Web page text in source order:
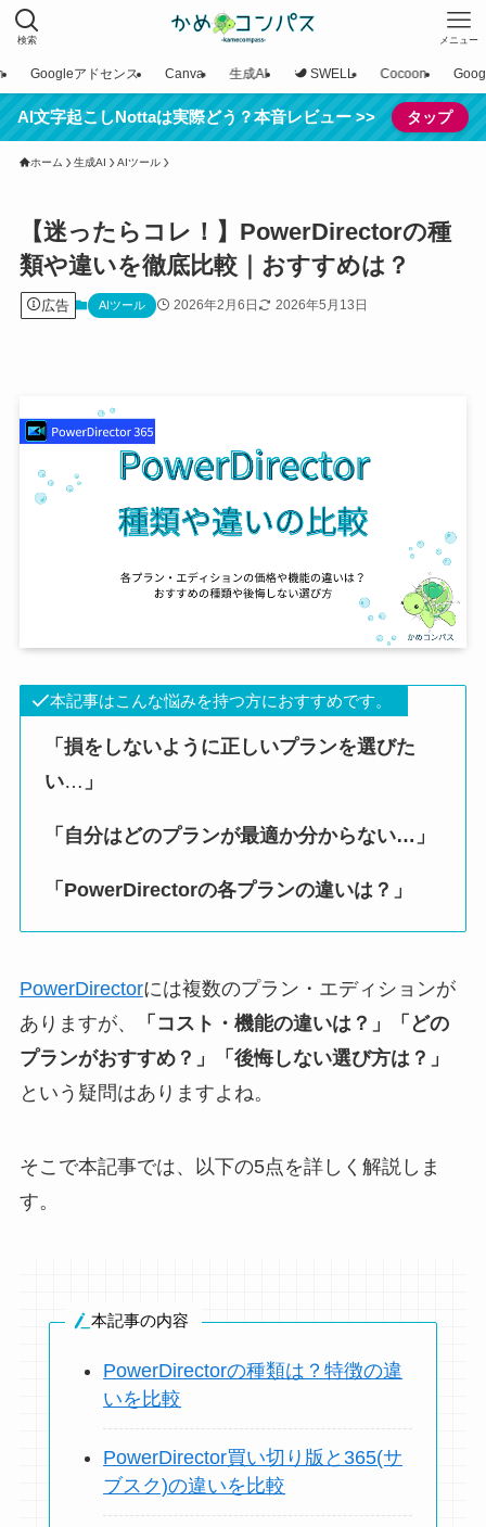
検索 メニュー
Googleアドセンス Canva 生成AI SWELL Cocoon
AI文字起こしNottaは実際どう？本音レビュー >> タップ
ホーム 生成AI AIツール
【迷ったらコレ！】PowerDirectorの種
類や違いを徹底比較｜おすすめは？
広告 AIツール 2026年2月6日 2026年5月13日
本記事はこんな悩みを持つ方におすすめです。
「損をしないように正しいプランを選びた
い… 」
「自分はどのプランが最適か分からない…」
「PowerDirectorの各プランの違いは？」
PowerDirectorには複数のプラン・エディションが
ありますが、
「コスト・機能の違いは？」「どの
プランがおすすめ？」「後悔しない選び方は？」
という疑問はありますよね。
そこで本記事では、以下の5点を詳しく解説しま
す。
本記事の内容
PowerDirectorの種類は？特徴の違
いを比較
PowerDirector買い切り版と365(サ
ブスク)の違いを比較